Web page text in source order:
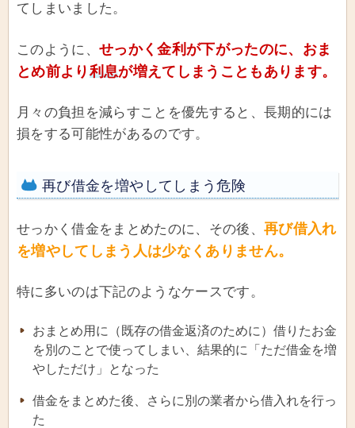
てしまいました。
このように、せっかく金利が下がったのに、おま
とめ前より利息が増えてしまうこともあります。
月々の負担を減らすことを優先すると、長期的には
損をする可能性があるのです。
再び借金を増やしてしまう危険
せっかく借金をまとめたのに、その後、再び借入れ
を増やしてしまう人は少なくありません。
特に多いのは下記のようなケースです。
おまとめ用に（既存の借金返済のために）借りたお金
を別のことで使ってしまい、結果的に「ただ借金を増
やしただけ」となった
借金をまとめた後、さらに別の業者から借入れを行っ
た